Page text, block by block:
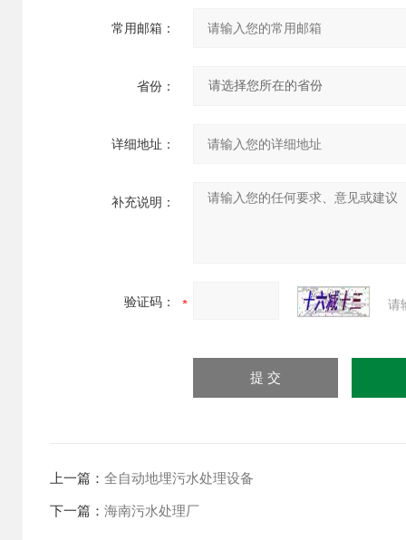
常用邮箱：
省份：
详细地址：
补充说明：
验证码： 请
上一篇： 全自动地埋污水处理设备
下一篇： 海南污水处理厂